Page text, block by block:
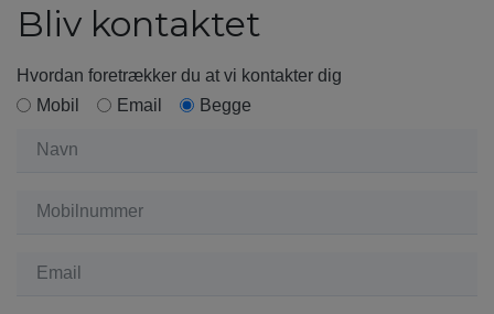
Bliv kontaktet
Hvordan foretrækker du at vi kontakter dig
Mobil
Email Begge